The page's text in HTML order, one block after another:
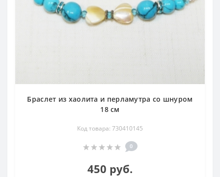
Браслет из хаолита и перламутра со шнуром
18 см
Код товара: 730410145
0
450 руб.